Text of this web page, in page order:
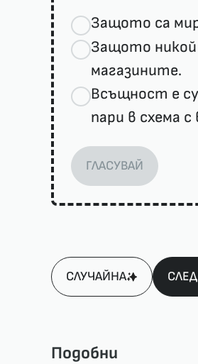
Защото са
Защото никой
магазините.
Всъщност е
пари в схема
ГЛАСУВАЙ
СЛУЧАЙНА
Подобни